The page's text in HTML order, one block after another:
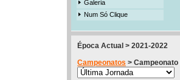
Galeria
Num Só Clique
Época Actual > 2021-2022
Campeonatos >